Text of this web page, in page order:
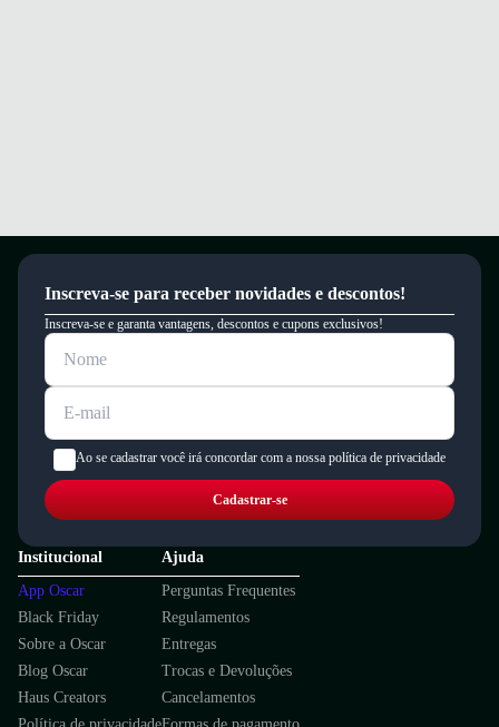
Inscreva-se para receber novidades e descontos!
Inscreva-se e garanta vantagens, descontos e cupons exclusivos!
Ao se cadastrar você irá concordar com a nossa política de privacidade
Cadastrar-se
Institucional
App Oscar
Black Friday
Sobre a Oscar
Blog Oscar
Haus Creators
Ajuda
Perguntas Frequentes
Regulamentos
Entregas
Trocas e Devoluções
Cancelamentos